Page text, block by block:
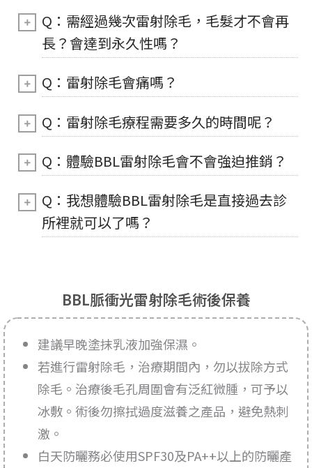
Q：需經過幾次雷射除毛，毛髮才不會再
長？會達到永久性嗎？
Q：雷射除毛會痛嗎？
Q：雷射除毛療程需要多久的時間呢？
Q：體驗BBL雷射除毛會不會強迫推銷？
Q：我想體驗BBL雷射除毛是直接過去診
所裡就可以了嗎？
BBL脈衝光雷射除毛術後保養
建議早晚塗抹乳液加強保濕。
若進行雷射除毛，治療期間內，勿以拔除方式
除毛。治療後毛孔周圍會有泛紅微腫，可予以
冰敷。術後勿擦拭過度滋養之產品，避免熱刺
激。
白天防曬務必使用SPF30及PA++以上的防曬產